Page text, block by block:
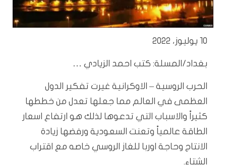
10 يوليوز، 2022
بغداد/المسلة: كتب احمد الزيادي …
الحرب الروسية – الاوكرانية غيرت تفكير الدول
العظمى في العالم مما جعلها تعدل من خططها
كثيراً والاسباب التي تدعوها لذلك هو ارتفاع اسعار
الطاقة عالمياً وتعنت السعودية ورفضها زيادة
الانتاج وحاجة اوربا للغاز الروسي خاصه مع اقتراب
الشتاء.